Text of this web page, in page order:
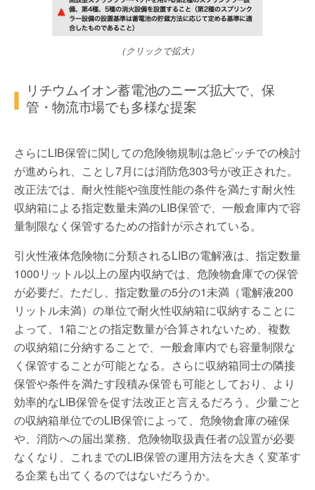
（クリックで拡大）
リチウムイオン蓄電池のニーズ拡大で、保
管・物流市場でも多様な提案
さらにLIB保管に関しての危険物規制は急ピッチでの検討
が進められ、ことし7月には消防危303号が改正された。
改正法では、耐火性能や強度性能の条件を満たす耐火性
収納箱による指定数量未満のLIB保管で、一般倉庫内で容
量制限なく保管するための指針が示されている。
引火性液体危険物に分類されるLIBの電解液は、指定数量
1000リットル以上の屋内収納では、危険物倉庫での保管
が必要だ。ただし、指定数量の5分の1未満（電解液200
リットル未満）の単位で耐火性収納箱に収納することに
よって、1箱ごとの指定数量が合算されないため、複数
の収納箱に分納することで、一般倉庫内でも容量制限な
く保管することが可能となる。さらに収納箱同士の隣接
保管や条件を満たす段積み保管も可能としており、より
効率的なLIB保管を促す法改正と言えるだろう。少量ごと
の収納箱単位でのLIB保管によって、危険物倉庫の確保
や、消防への届出業務、危険物取扱責任者の設置が必要
なくなり、これまでのLIB保管の運用方法を大きく変革す
る企業も出てくるのではないだろうか。